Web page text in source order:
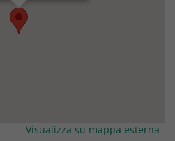
Visualizza su mappa esterna